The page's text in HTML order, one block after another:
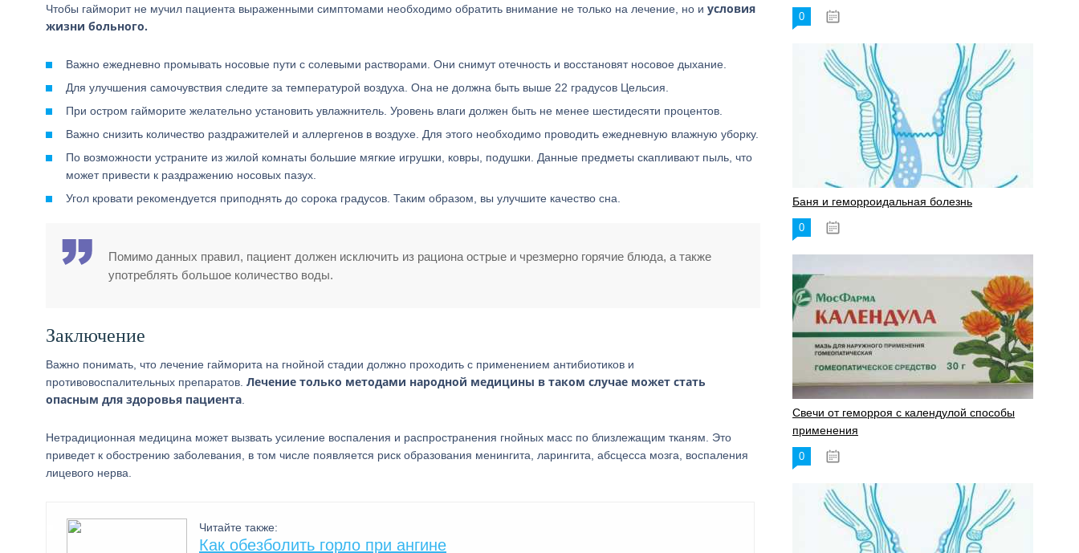
Чтобы гайморит не мучил пациента выраженными симптомами необходимо обратить внимание не только на лечение, но и условия
жизни больного.
Важно ежедневно промывать носовые пути с солевыми растворами. Они снимут отечность и восстановят носовое дыхание.
Для улучшения самочувствия следите за температурой воздуха. Она не должна быть выше 22 градусов Цельсия.
При остром гайморите желательно установить увлажнитель. Уровень влаги должен быть не менее шестидесяти процентов.
Важно снизить количество раздражителей и аллергенов в воздухе. Для этого необходимо проводить ежедневную влажную уборку.
По возможности устраните из жилой комнаты большие мягкие игрушки, ковры, подушки. Данные предметы скапливают пыль, что
может привести к раздражению носовых пазух.
Угол кровати рекомендуется приподнять до сорока градусов. Таким образом, вы улучшите качество сна.
Помимо данных правил, пациент должен исключить из рациона острые и чрезмерно горячие блюда, а также
употреблять большое количество воды.
Заключение
Важно понимать, что лечение гайморита на гнойной стадии должно проходить с применением антибиотиков и
противовоспалительных препаратов. Лечение только методами народной медицины в таком случае может стать
опасным для здоровья пациента
Нетрадиционная медицина может вызвать усиление воспаления и распространения гнойных масс по близлежащим тканям. Это
приведет к обострению заболевания, в том числе появляется риск образования менингита, ларингита, абсцесса мозга, воспаления
лицевого нерва.
Читайте также:
Как обезболить горло при ангине
0
Баня и геморроидальная болезнь
0
Свечи от геморроя с календулой способы
применения
0